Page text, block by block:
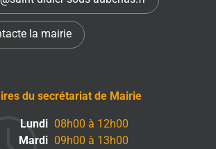
la mairie
du secrétariat de Mairie
Lundi 08h00 à 12h00
Mardi 09h00 à 13h00